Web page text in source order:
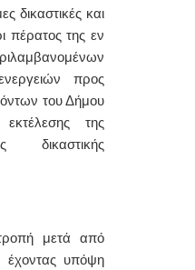
δικαστικές και
πέρατος της εν
προς
του Δήμου
της
δικαστικής
μετά από
έχοντας υπόψη